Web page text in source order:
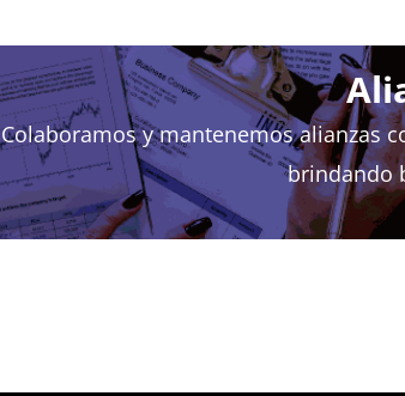
Colaboramos y mantenemos alianzas
brindando